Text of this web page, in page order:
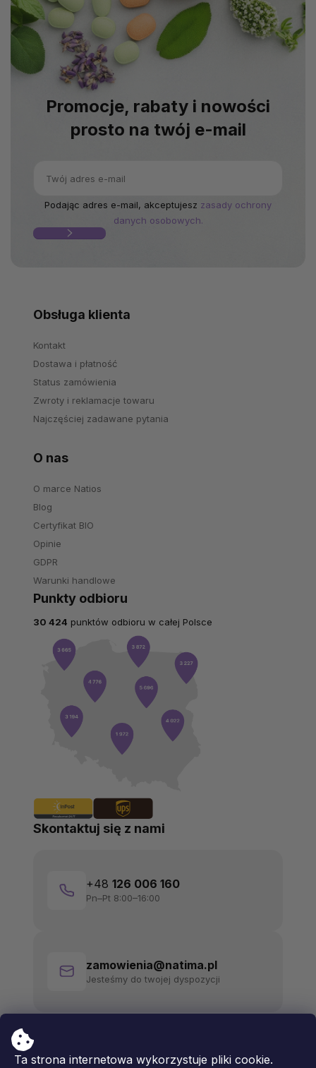
Ta strona internetowa wykorzystuje pliki cookie.
Promocje, rabaty i nowości
prosto na twój e-mail
Podając adres e-mail, akceptujesz zasady ochrony
danych osobowych.
Obsługa klienta
Kontakt
Dostawa i płatność
Status zamówienia
Zwroty i reklamacje towaru
Najczęściej zadawane pytania
O nas
O marce Natios
Blog
Certyfikat BIO
Opinie
GDPR
Warunki handlowe
Skontaktuj się z nami
+48 126 006 160
Pn–Pt 8:00–16:00
zamowienia@natima.pl
Jesteśmy do twojej dyspozycji
Punkty odbioru
30 424 punktów odbioru w całej Polsce